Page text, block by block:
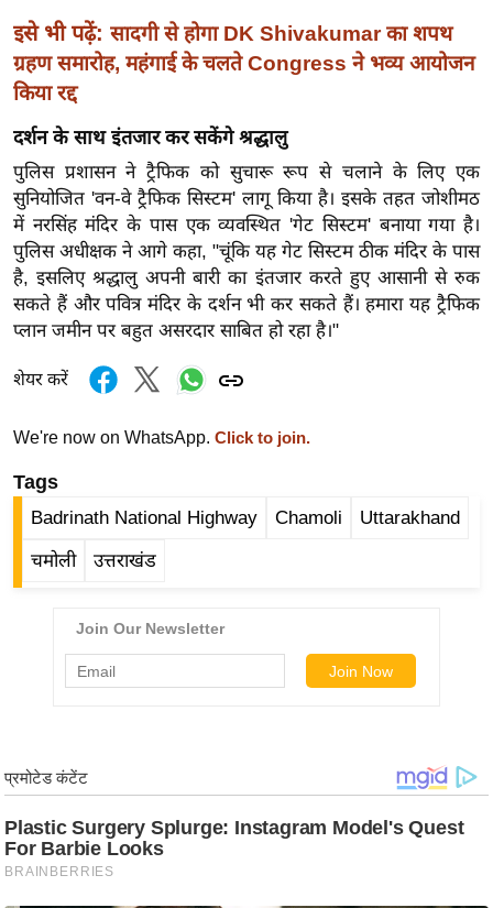
नो
रं
ज
न
ग
त
बॉ
ली
वु
ड
ड
फि
ल्म
मी
i
g
N
इसे भी पढ़ें: सादगी से होगा DK Shivakumar का शपथ
ग्रहण समारोह, महंगाई के चलते Congress ने भव्य आयोजन
किया रद्द
दर्शन के साथ इंतजार कर सकेंगे श्रद्धालु
पुलिस प्रशासन ने ट्रैफिक को सुचारू रूप से चलाने के लिए एक
सुनियोजित 'वन-वे ट्रैफिक सिस्टम' लागू किया है। इसके तहत जोशीमठ
में नरसिंह मंदिर के पास एक व्यवस्थित 'गेट सिस्टम' बनाया गया है।
पुलिस अधीक्षक ने आगे कहा, "चूंकि यह गेट सिस्टम ठीक मंदिर के पास
है, इसलिए श्रद्धालु अपनी बारी का इंतजार करते हुए आसानी से रुक
सकते हैं और पवित्र मंदिर के दर्शन भी कर सकते हैं। हमारा यह ट्रैफिक
प्लान जमीन पर बहुत असरदार साबित हो रहा है।"
शेयर करें
We're now on WhatsApp. Click to join.
Tags
Badrinath National Highway Chamoli Uttarakhand
चमोली उत्तराखंड